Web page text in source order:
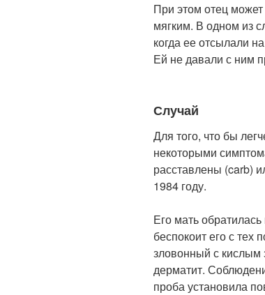
При этом отец
мягким. В одном из
когда ее отсылали
Ей не давали с ним
Случай
Для того, что бы
некоторыми
расставлены (carb)
1984 году.
Его мать
беспокоит его с тех
зловонный с кислым
дерматит.
проба установила